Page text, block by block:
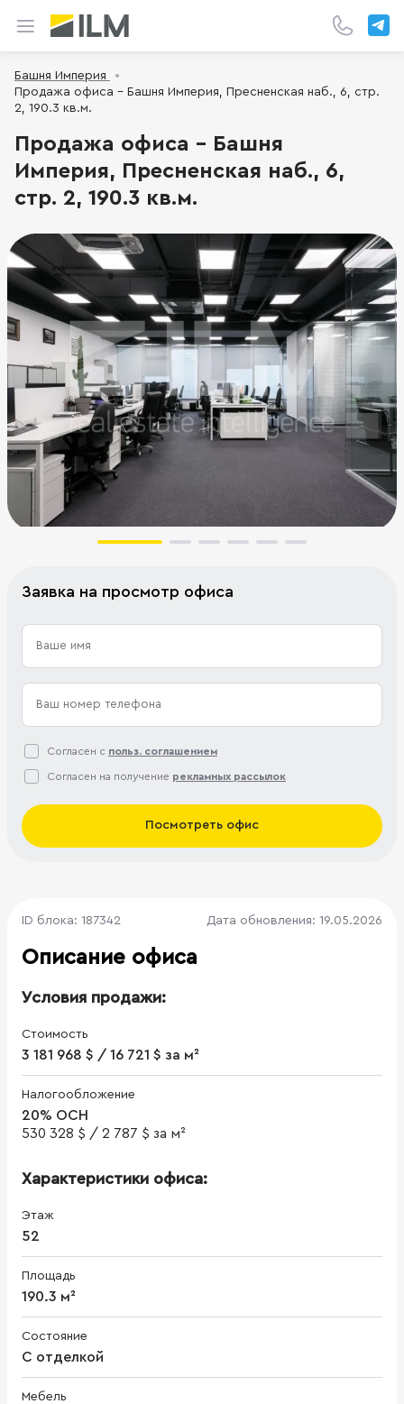
Башня Империя
Продажа офиса - Башня Империя, Пресненская наб., 6, стр.
2, 190.3 кв.м.
Продажа офиса - Башня
Империя, Пресненская наб., 6,
стр. 2, 190.3 кв.м.
Заявка на просмотр офиса
Согласен с польз. соглашением
Согласен на получение рекламных рассылок
Посмотреть офис
ID блока: 187342 Дата обновления: 19.05.2026
Описание офиса
Условия продажи:
Стоимость
3 181 968 $ / 16 721 $ за м²
Налогообложение
20% ОСН
530 328 $ / 2 787 $ за м²
Характеристики офиса:
Этаж
52
Площадь
190.3 м²
Состояние
С отделкой
Мебель